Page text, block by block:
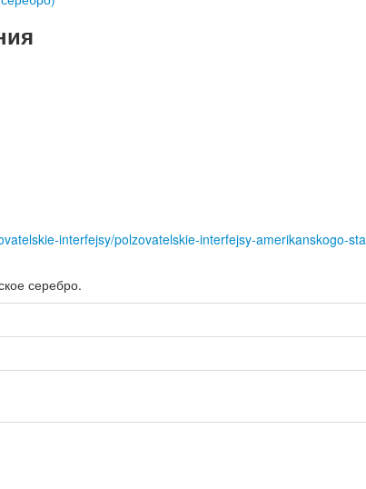
interfejsy/polzovatelskie-interfejsy-amerikanskogo-
серебро.